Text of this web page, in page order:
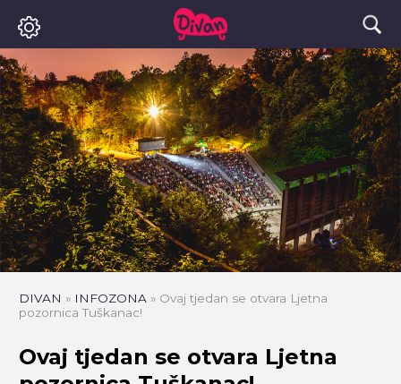
DIVAN » INFOZONA » Ovaj tjedan se otvara Ljetna
pozornica Tuškanac!
Ovaj tjedan se otvara Ljetna